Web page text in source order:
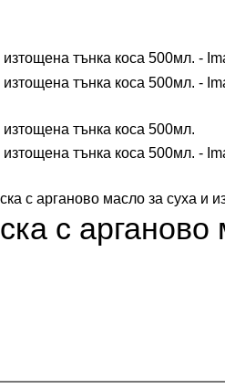
с арганово масло за суха и
с арганово